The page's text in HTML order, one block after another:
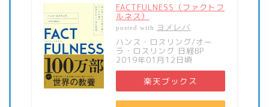
FACTFULNESS（ファクトフ
ルネス）
posted with ヨメレバ
ハンス・ロスリング/オー
ラ・ロスリング 日経BP
2019年01月12日頃
楽天ブックス